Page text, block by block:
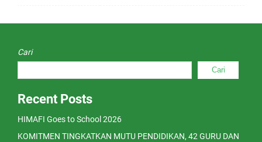
Cari
Cari
Recent Posts
HIMAFI Goes to School 2026
KOMITMEN TINGKATKAN MUTU PENDIDIKAN, 42 GURU DAN